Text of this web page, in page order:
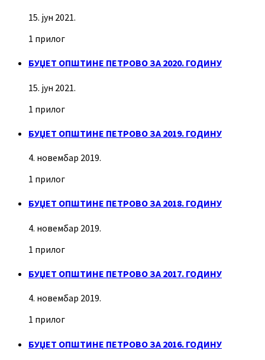
15. јун 2021.
1 прилог
БУЏЕТ ОПШТИНЕ ПЕТРОВО ЗА 2020. ГОДИНУ
15. јун 2021.
1 прилог
БУЏЕТ ОПШТИНЕ ПЕТРОВО ЗА 2019. ГОДИНУ
4. новембар 2019.
1 прилог
БУЏЕТ ОПШТИНЕ ПЕТРОВО ЗА 2018. ГОДИНУ
4. новембар 2019.
1 прилог
БУЏЕТ ОПШТИНЕ ПЕТРОВО ЗА 2017. ГОДИНУ
4. новембар 2019.
1 прилог
БУЏЕТ ОПШТИНЕ ПЕТРОВО ЗА 2016. ГОДИНУ